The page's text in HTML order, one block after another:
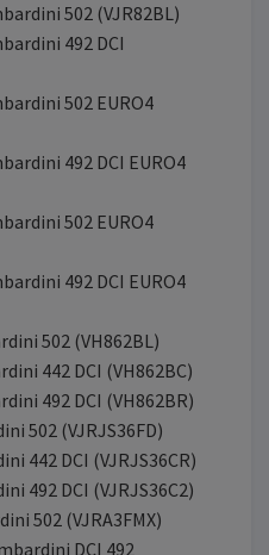
502 (VJR82BL)
492 DCI
502 EURO4
492 DCI EURO4
502 EURO4
492 DCI EURO4
502 (VH862BL)
442 DCI (VH862BC)
492 DCI (VH862BR)
502 (VJRJS36FD)
442 DCI (VJRJS36CR)
492 DCI (VJRJS36C2)
502 (VJRA3FMX)
DCI 492